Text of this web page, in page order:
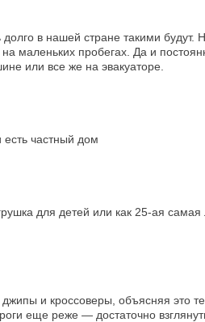
в нашей стране такими будут.
маленьких пробегах. Да и
или все же на эвакуаторе.
есть частный дом
для детей или как 25-ая
и кроссоверы, объясняя это
еще реже — достаточно